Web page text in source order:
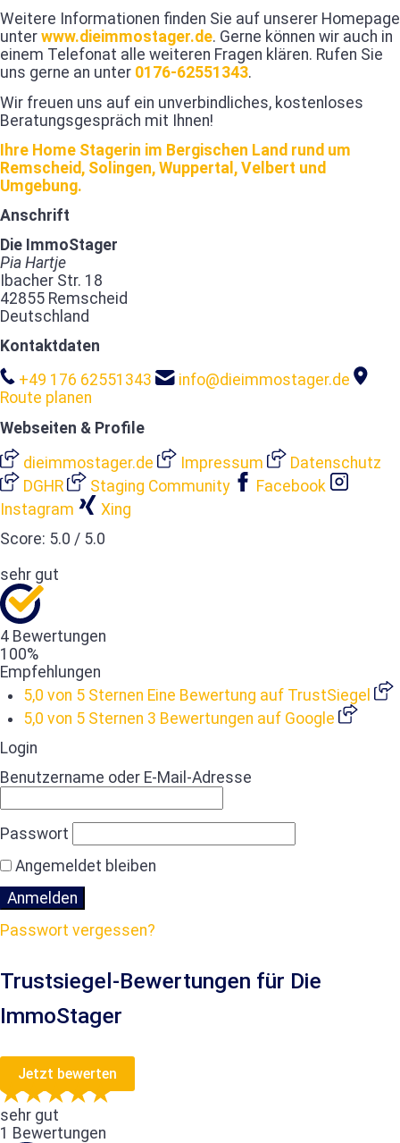
Weitere Informationen finden Sie auf unserer Homepage
unter www.dieimmostager.de. Gerne können wir auch in
einem Telefonat alle weiteren Fragen klären. Rufen Sie
uns gerne an unter 0176-62551343.
Wir freuen uns auf ein unverbindliches, kostenloses
Beratungsgespräch mit Ihnen!
Ihre Home Stagerin im Bergischen Land rund um
Remscheid, Solingen, Wuppertal, Velbert und
Umgebung.
Anschrift
Die ImmoStager
Pia Hartje
Ibacher Str. 18
42855 Remscheid
Deutschland
Kontaktdaten
+49 176 62551343
info@dieimmostager.de
Route planen
Webseiten & Profile
dieimmostager.de
Impressum
Datenschutz
DGHR
Staging Community
Facebook
Instagram
Xing
Score: 5.0 / 5.0
sehr gut
4 Bewertungen
100%
Empfehlungen
5,0 von 5 Sternen Eine Bewertung auf TrustSiegel
5,0 von 5 Sternen 3 Bewertungen auf Google
Login
Benutzername oder E-Mail-Adresse
Passwort
Angemeldet bleiben
Passwort vergessen?
Trustsiegel-Bewertungen für Die
ImmoStager
Jetzt bewerten
sehr gut
1 Bewertungen